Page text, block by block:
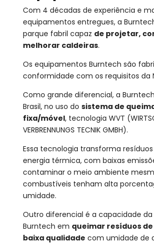
Com 4 décadas de experiência e
equipamentos entregues, a
parque fabril capaz de projetar,
melhorar caldeiras.
Os equipamentos Burntech são
conformidade com os requisitos da
Como grande diferencial, a
Brasil, no uso do sistema de
fixa/móvel, tecnologia WVT
VERBRENNUNGS TECNIK GMBH).
Essa tecnologia transforma
energia térmica, com baixas
contaminar o meio ambiente
combustíveis tenham alta
umidade.
Outro diferencial é a capacidade da
Burntech em queimar resíduos
baixa qualidade com umidade de